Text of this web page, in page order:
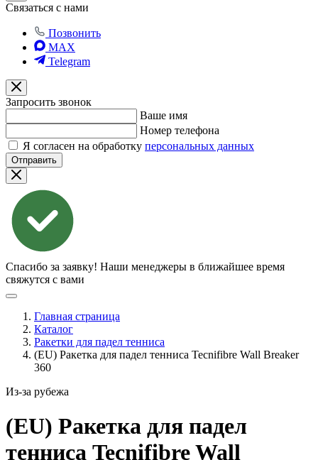
Связаться с нами
Позвонить
MAX
Telegram
Запросить звонок
Ваше имя
Номер телефона
Я согласен на обработку персональных данных
Отправить
Спасибо за заявку! Наши менеджеры в ближайшее время
свяжутся с вами
Главная страница
Каталог
Ракетки для падел тенниса
(EU) Ракетка для падел тенниса Tecnifibre Wall Breaker
360
Из-за рубежа
(EU) Ракетка для падел
тенниса Tecnifibre Wall